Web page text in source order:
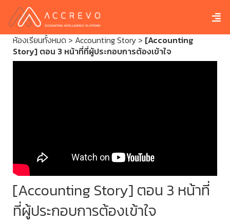
ห้องเรียนทั้งหมด > Accounting Story > [Accounting
Story] ตอน 3 หน้าที่ที่ผู้ประกอบการต้องเข้าใจ
[Accounting Story] ตอน 3 หน้าที่
ที่ผู้ประกอบการต้องเข้าใจ